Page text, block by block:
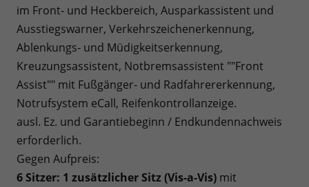
im Front- und Heckbereich, Ausparkassistent und
Ausstiegswarner, Verkehrszeichenerkennung,
Ablenkungs- und Müdigkeitserkennung,
Kreuzungsassistent, Notbremsassistent ""Front
Assist"" mit Fußgänger- und Radfahrererkennung,
Notrufsystem eCall, Reifenkontrollanzeige.
ausl. Ez. und Garantiebeginn / Endkundennachweis
erforderlich.
Gegen Aufpreis:
6 Sitzer: 1 zusätzlicher Sitz (Vis-a-Vis) mit